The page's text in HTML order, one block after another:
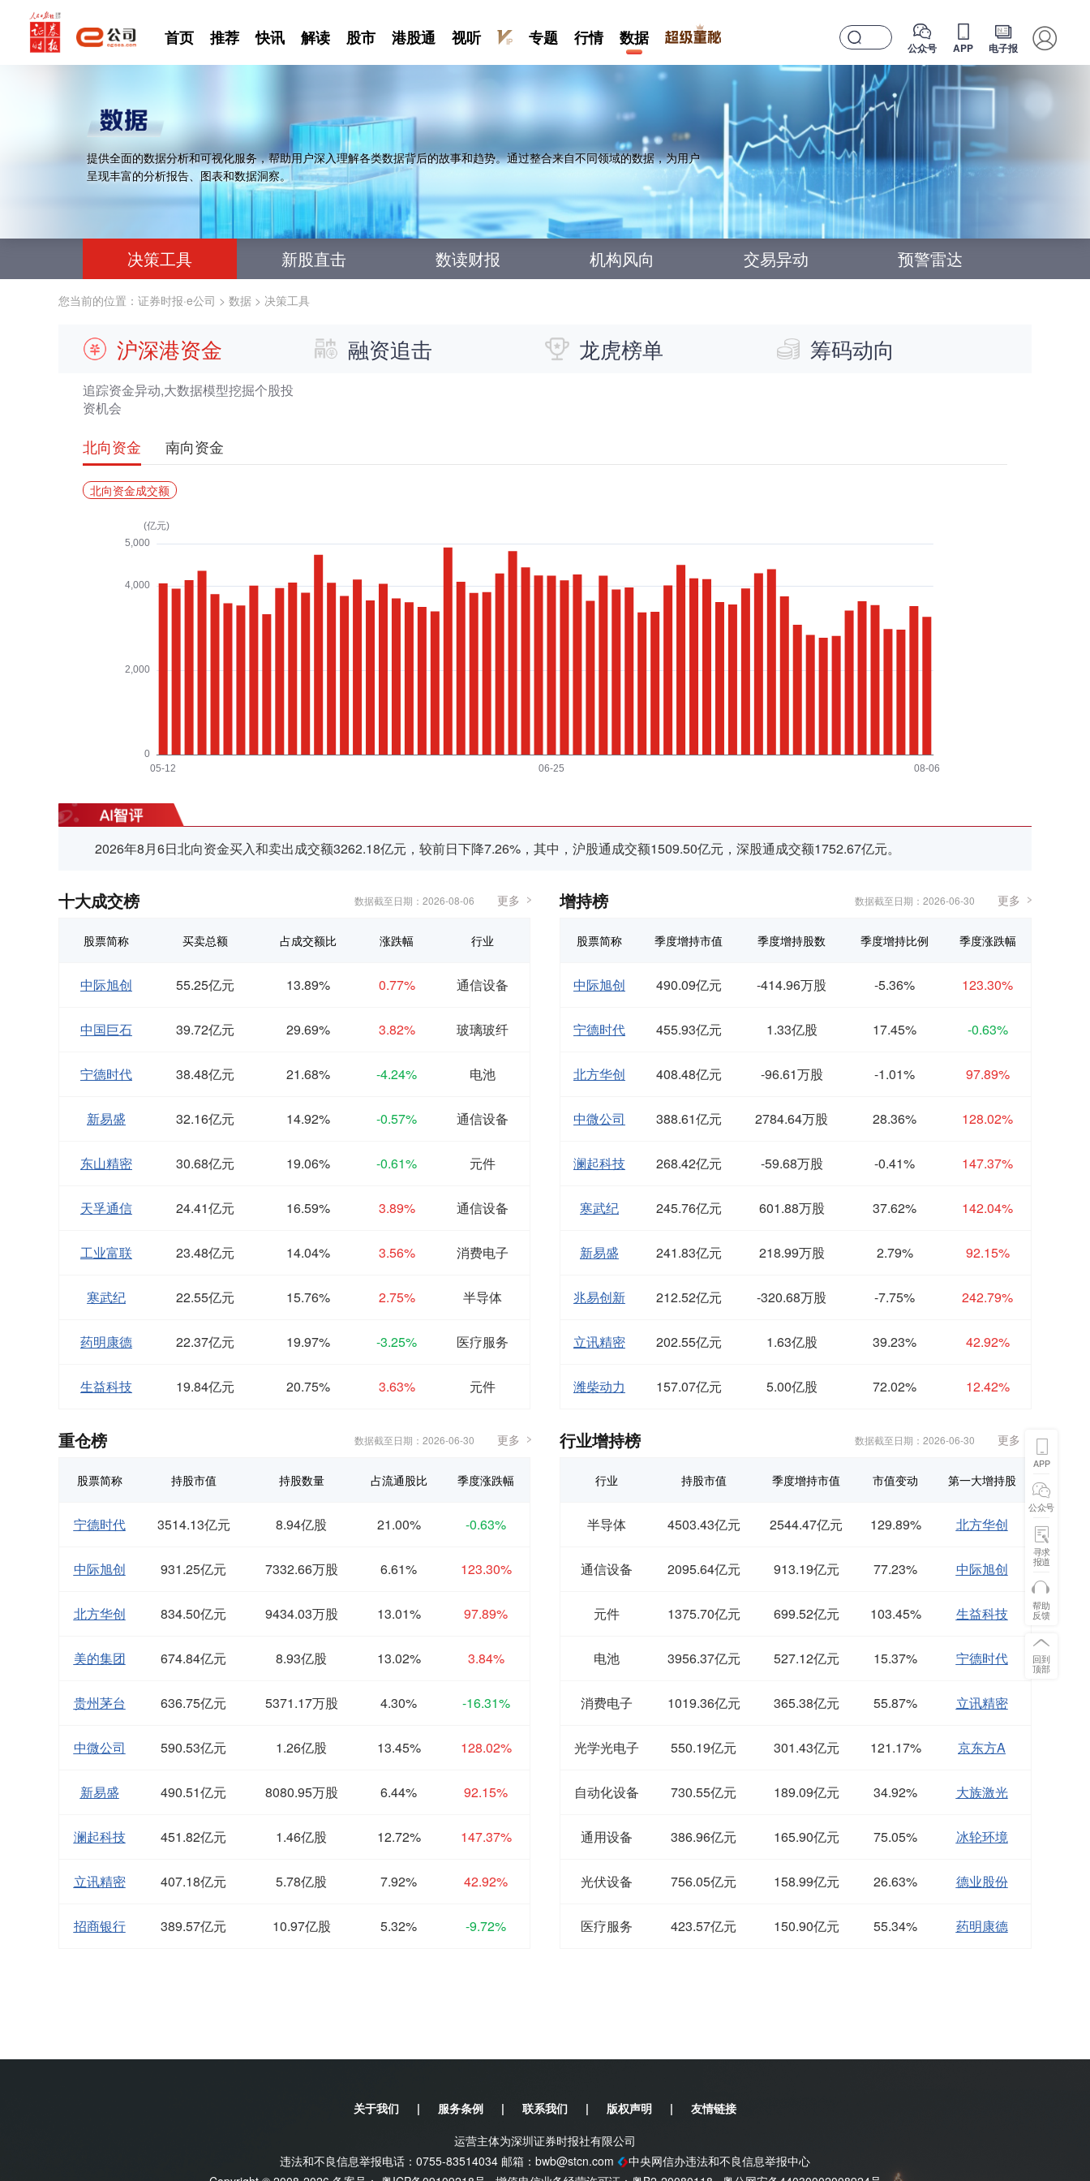
首页 推荐 快讯 解读 股市 港股通 视听 专题 行情 数据 公众号 APP 电子报
提供全面的数据分析和可视化服务，帮助用户深入理解各类数据背后的故事和趋势。通过整合来自不同领域的数据，为用户
呈现丰富的分析报告、图表和数据洞察。
决策工具 新股直击 数读财报 机构风向 交易异动 预警雷达
您当前的位置： 证券时报·e公司 > 数据 > 决策工具
沪深港资金
追踪资金异动,大数据模型挖掘个股投
资机会
融资追击 龙虎榜单 筹码动向
北向资金 南向资金
北向资金成交额
2026年8月6日北向资金买入和卖出成交额3262.18亿元，较前日下降7.26%，其中，沪股通成交额1509.50亿元，深股通成交额1752.67亿元。
十大成交榜 数据截至日期：2026-08-06 更多
股票简称 买卖总额 占成交额比 涨跌幅 行业
中际旭创 55.25亿元 13.89% 0.77% 通信设备
中国巨石 39.72亿元 29.69% 3.82% 玻璃玻纤
宁德时代 38.48亿元 21.68% -4.24% 电池
新易盛 32.16亿元 14.92% -0.57% 通信设备
东山精密 30.68亿元 19.06% -0.61% 元件
天孚通信 24.41亿元 16.59% 3.89% 通信设备
工业富联 23.48亿元 14.04% 3.56% 消费电子
寒武纪 22.55亿元 15.76% 2.75% 半导体
药明康德 22.37亿元 19.97% -3.25% 医疗服务
生益科技 19.84亿元 20.75% 3.63% 元件
增持榜 数据截至日期：2026-06-30 更多
股票简称 季度增持市值 季度增持股数 季度增持比例 季度涨跌幅
中际旭创 490.09亿元 -414.96万股 -5.36% 123.30%
宁德时代 455.93亿元 1.33亿股 17.45% -0.63%
北方华创 408.48亿元 -96.61万股 -1.01% 97.89%
中微公司 388.61亿元 2784.64万股 28.36% 128.02%
澜起科技 268.42亿元 -59.68万股 -0.41% 147.37%
寒武纪 245.76亿元 601.88万股 37.62% 142.04%
新易盛 241.83亿元 218.99万股 2.79% 92.15%
兆易创新 212.52亿元 -320.68万股 -7.75% 242.79%
立讯精密 202.55亿元 1.63亿股 39.23% 42.92%
潍柴动力 157.07亿元 5.00亿股 72.02% 12.42%
重仓榜 数据截至日期：2026-06-30 更多
股票简称 持股市值 持股数量 占流通股比 季度涨跌幅
宁德时代 3514.13亿元 8.94亿股 21.00% -0.63%
中际旭创 931.25亿元 7332.66万股 6.61% 123.30%
北方华创 834.50亿元 9434.03万股 13.01% 97.89%
美的集团 674.84亿元 8.93亿股 13.02% 3.84%
贵州茅台 636.75亿元 5371.17万股 4.30% -16.31%
中微公司 590.53亿元 1.26亿股 13.45% 128.02%
新易盛 490.51亿元 8080.95万股 6.44% 92.15%
澜起科技 451.82亿元 1.46亿股 12.72% 147.37%
立讯精密 407.18亿元 5.78亿股 7.92% 42.92%
招商银行 389.57亿元 10.97亿股 5.32% -9.72%
行业增持榜 数据截至日期：2026-06-30 更多
行业 持股市值 季度增持市值 市值变动 第一大增持股
半导体 4503.43亿元 2544.47亿元 129.89% 北方华创
通信设备 2095.64亿元 913.19亿元 77.23% 中际旭创
元件 1375.70亿元 699.52亿元 103.45% 生益科技
电池 3956.37亿元 527.12亿元 15.37% 宁德时代
消费电子 1019.36亿元 365.38亿元 55.87% 立讯精密
光学光电子 550.19亿元 301.43亿元 121.17% 京东方A
自动化设备 730.55亿元 189.09亿元 34.92% 大族激光
通用设备 386.96亿元 165.90亿元 75.05% 冰轮环境
光伏设备 756.05亿元 158.99亿元 26.63% 德业股份
医疗服务 423.57亿元 150.90亿元 55.34% 药明康德
APP
公众号
寻求
报道
帮助
反馈
回到
顶部
关于我们 | 服务条例 | 联系我们 | 版权声明 |
友情链接
运营主体为深圳证券时报社有限公司
违法和不良信息举报电话：0755-83514034 邮箱： bwb@stcn.com
中央网信办违法和不良信息举报中心